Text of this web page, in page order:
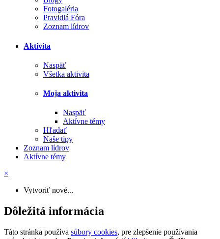
Fotogaléria
Pravidlá Fóra
Zoznam lídrov
Aktivita
Naspäť
Všetka aktivita
Moja aktivita
Naspäť
Aktívne témy
Hľadať
Naše tipy
Zoznam lídrov
Aktívne témy
×
Vytvoriť nové...
Dôležitá informácia
Táto stránka používa súbory cookies, pre zlepšenie používania